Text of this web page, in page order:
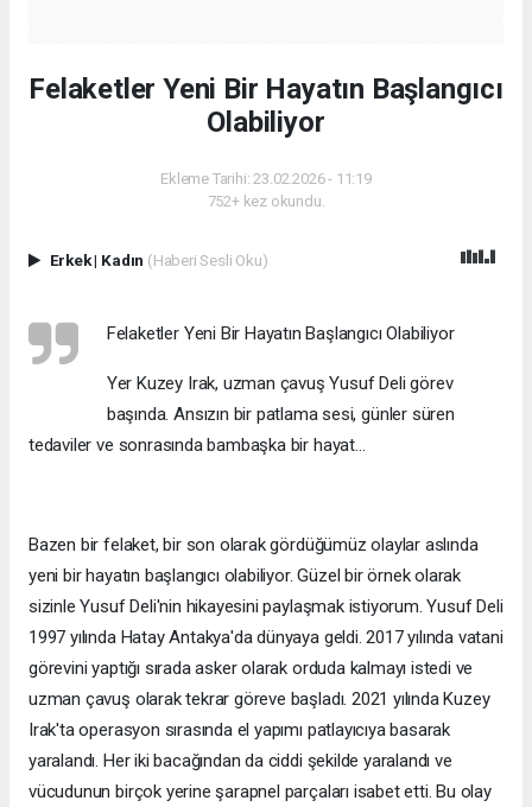
Felaketler Yeni Bir Hayatın Başlangıcı
Olabiliyor
Ekleme Tarihi: 23.02.2026 - 11:19
752+ kez okundu.
Erkek| Kadın (Haberi Sesli Oku)
Felaketler Yeni Bir Hayatın Başlangıcı Olabiliyor
Yer Kuzey Irak, uzman çavuş Yusuf Deli görev
başında. Ansızın bir patlama sesi, günler süren
tedaviler ve sonrasında bambaşka bir hayat...
Bazen bir felaket, bir son olarak gördüğümüz olaylar aslında
yeni bir hayatın başlangıcı olabiliyor. Güzel bir örnek olarak
sizinle Yusuf Deli'nin hikayesini paylaşmak istiyorum. Yusuf Deli
1997 yılında Hatay Antakya'da dünyaya geldi. 2017 yılında vatani
görevini yaptığı sırada asker olarak orduda kalmayı istedi ve
uzman çavuş olarak tekrar göreve başladı. 2021 yılında Kuzey
Irak'ta operasyon sırasında el yapımı patlayıcıya basarak
yaralandı. Her iki bacağından da ciddi şekilde yaralandı ve
vücudunun birçok yerine şarapnel parçaları isabet etti. Bu olay